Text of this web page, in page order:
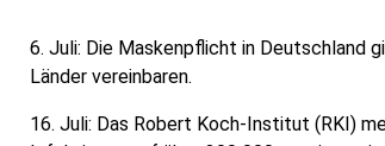
6. Juli: Die Maskenpflicht in Deutschland
Länder vereinbaren.
16. Juli: Das Robert Koch-Institut (RKI)